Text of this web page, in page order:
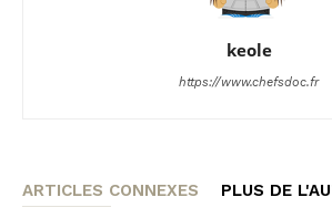
keole
https://www.chefsdoc.fr
ARTICLES CONNEXES PLUS DE